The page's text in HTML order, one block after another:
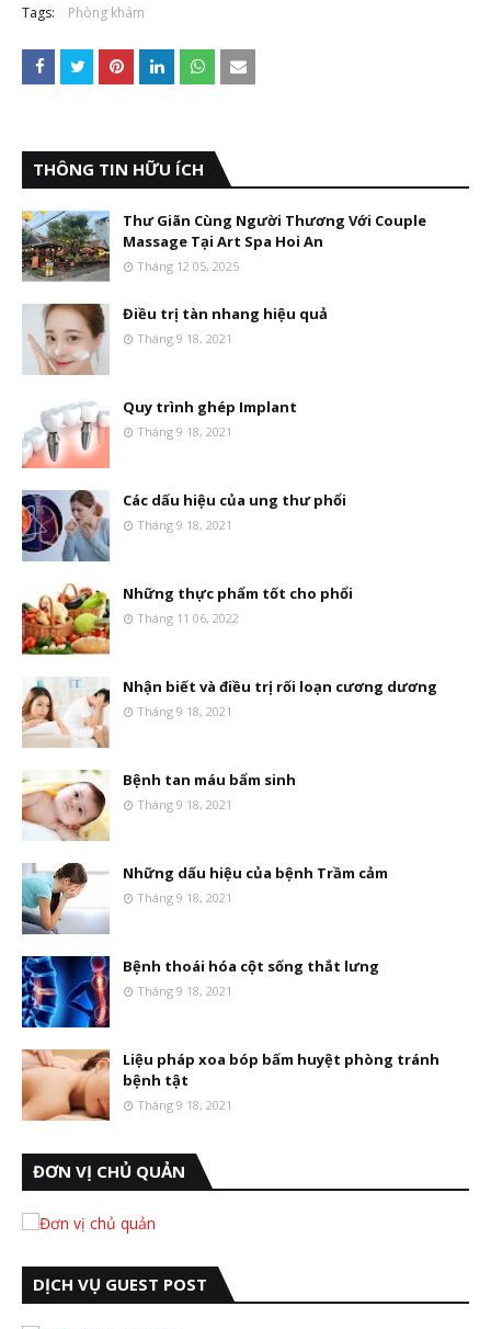
Tags: Phòng khám
THÔNG TIN HỮU ÍCH
Thư Giãn Cùng Người Thương Với Couple
Massage Tại Art Spa Hoi An
Tháng 12 05, 2025
Điều trị tàn nhang hiệu quả
Tháng 9 18, 2021
Quy trình ghép Implant
Tháng 9 18, 2021
Các dấu hiệu của ung thư phổi
Tháng 9 18, 2021
Những thực phẩm tốt cho phổi
Tháng 11 06, 2022
Nhận biết và điều trị rối loạn cương dương
Tháng 9 18, 2021
Bệnh tan máu bẩm sinh
Tháng 9 18, 2021
Những dấu hiệu của bệnh Trầm cảm
Tháng 9 18, 2021
Bệnh thoái hóa cột sống thắt lưng
Tháng 9 18, 2021
Liệu pháp xoa bóp bấm huyệt phòng tránh
bệnh tật
Tháng 9 18, 2021
ĐƠN VỊ CHỦ QUẢN
DỊCH VỤ GUEST POST